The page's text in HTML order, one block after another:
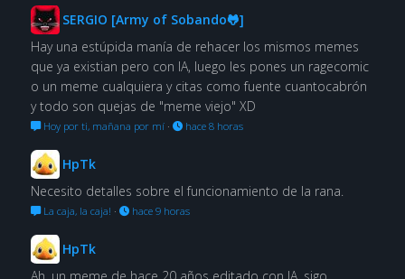
SERGIO [Army of Sobando🐸]
Hay una estúpida manía de rehacer los mismos memes
que ya existian pero con IA, luego les pones un ragecomic
o un meme cualquiera y citas como fuente cuantocabrón
y todo son quejas de "meme viejo" XD
Hoy por ti, mañana por mí· hace 8 horas
HpTk
Necesito detalles sobre el funcionamiento de la rana.
La caja, la caja! · hace 9 horas
HpTk
Ah, un meme de hace 20 años editado con IA, sigo